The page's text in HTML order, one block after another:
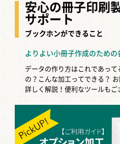
安心の冊子印刷
サポート
ブックホンができること
よりよい小冊子作成のための
データの作り方はこれであって
の？こんな加工ってできる？
詳しく解説！便利なツールもご